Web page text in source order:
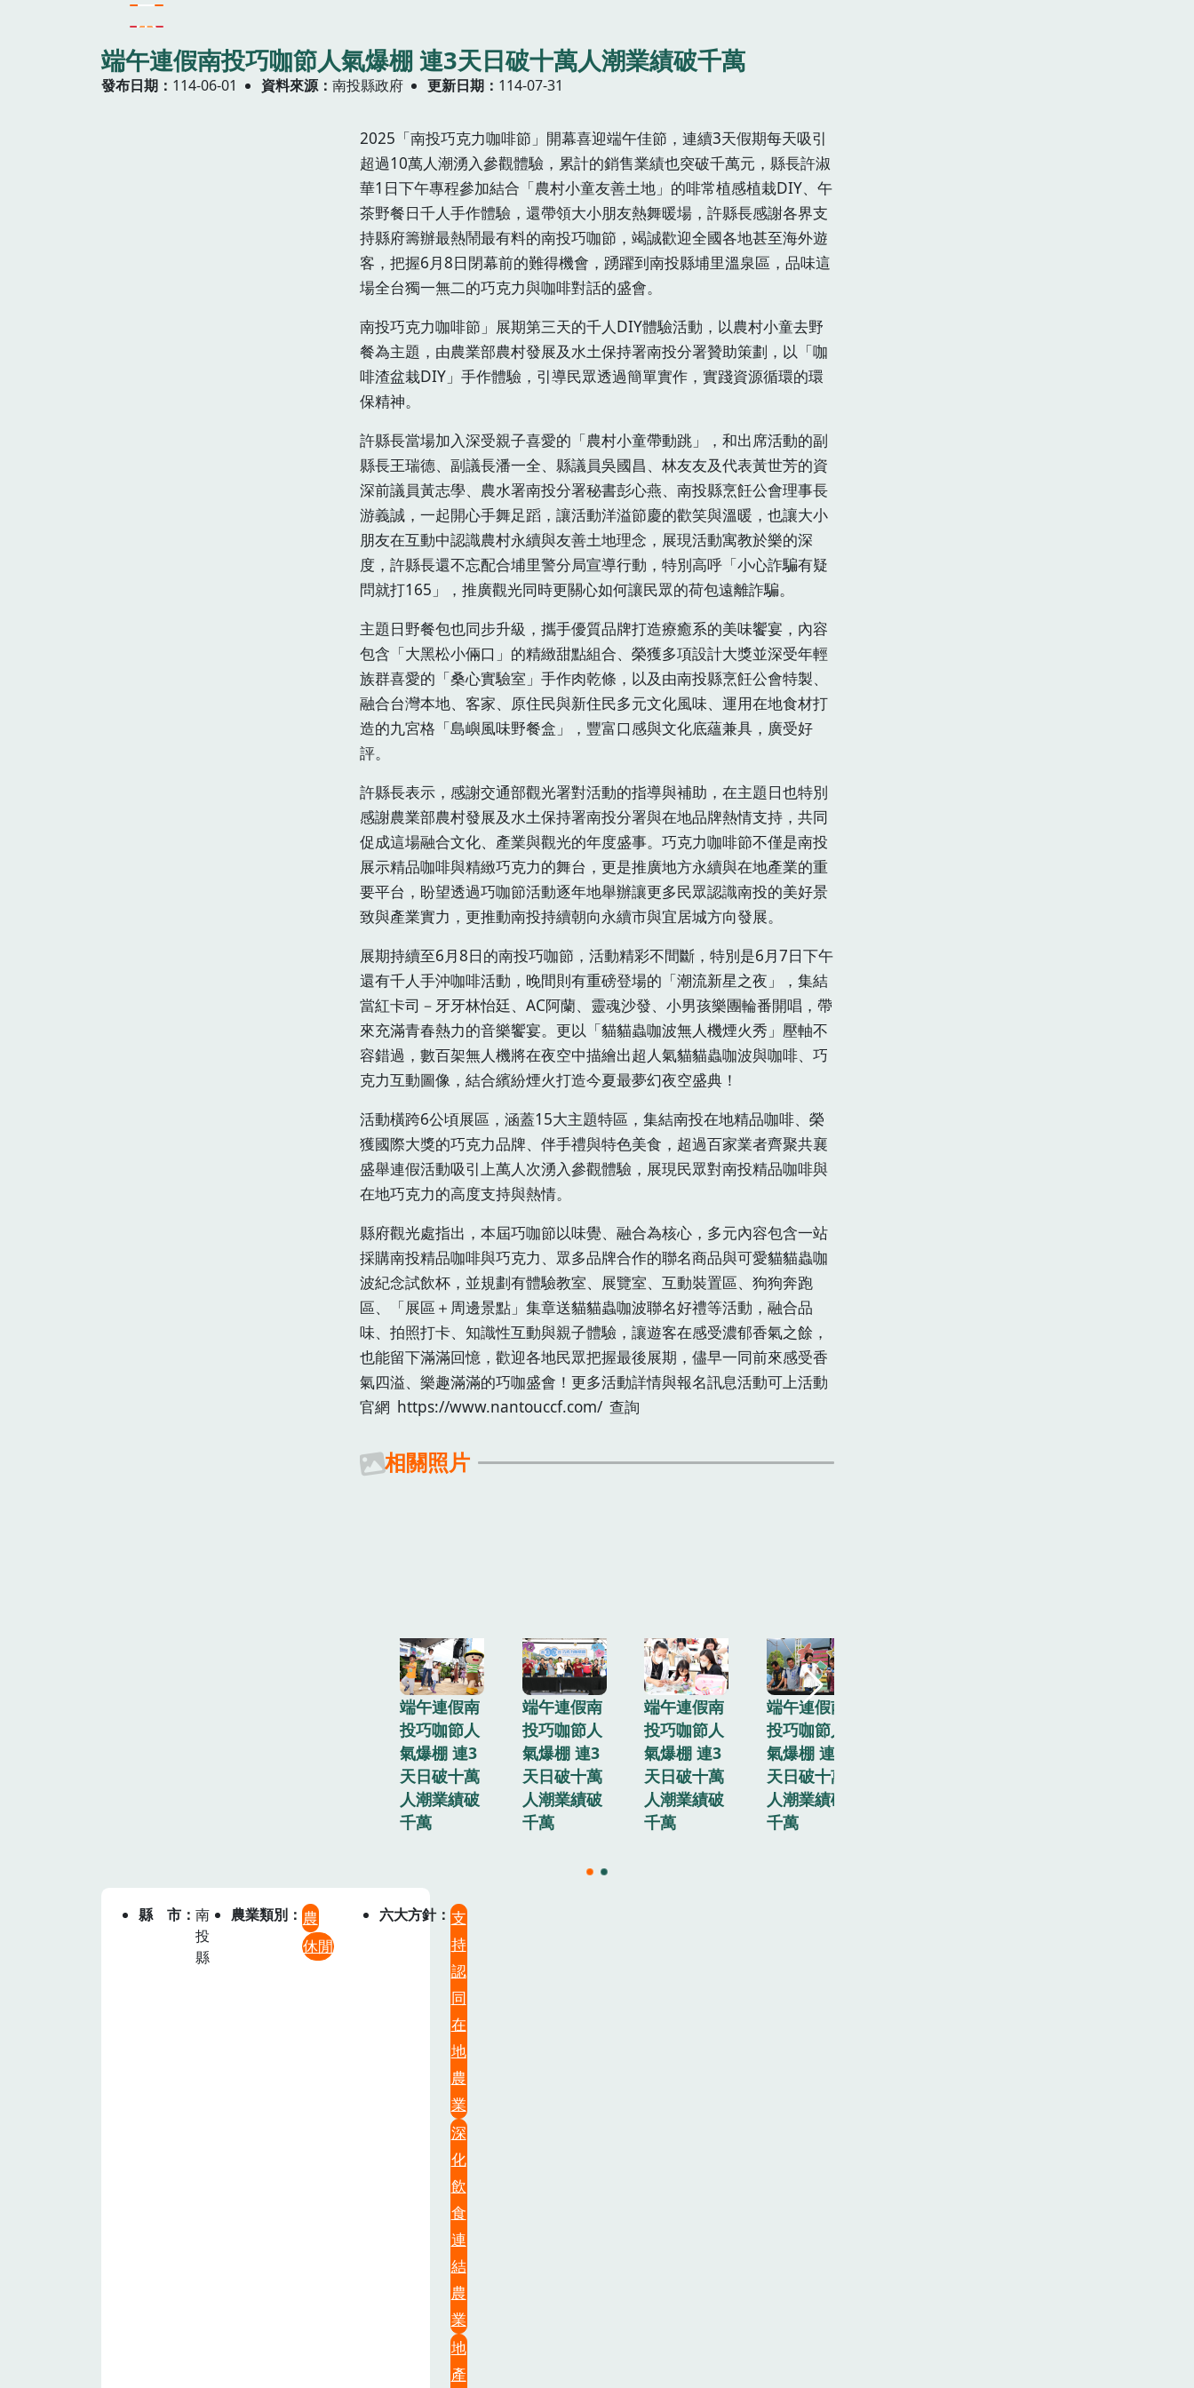
端午連假南投巧咖節人氣爆棚 連3天日破十萬人潮業績破千萬
發布日期 114-06-01 資料來源 南投縣政府 更新日期 114-07-31
2025「南投巧克力咖啡節」開幕喜迎端午佳節，連續3天假期每天吸引
超過10萬人潮湧入參觀體驗，累計的銷售業績也突破千萬元，縣長許淑
華1日下午專程參加結合「農村小童友善土地」的啡常植感植栽DIY、午
茶野餐日千人手作體驗，還帶領大小朋友熱舞暖場，許縣長感謝各界支
持縣府籌辦最熱鬧最有料的南投巧咖節，竭誠歡迎全國各地甚至海外遊
客，把握6月8日閉幕前的難得機會，踴躍到南投縣埔里溫泉區，品味這
場全台獨一無二的巧克力與咖啡對話的盛會。
南投巧克力咖啡節」展期第三天的千人DIY體驗活動，以農村小童去野
餐為主題，由農業部農村發展及水土保持署南投分署贊助策劃，以「咖
啡渣盆栽DIY」手作體驗，引導民眾透過簡單實作，實踐資源循環的環
保精神。
許縣長當場加入深受親子喜愛的「農村小童帶動跳」，和出席活動的副
縣長王瑞德、副議長潘一全、縣議員吳國昌、林友友及代表黃世芳的資
深前議員黃志學、農水署南投分署秘書彭心燕、南投縣烹飪公會理事長
游義誠，一起開心手舞足蹈，讓活動洋溢節慶的歡笑與溫暖，也讓大小
朋友在互動中認識農村永續與友善土地理念，展現活動寓教於樂的深
度，許縣長還不忘配合埔里警分局宣導行動，特別高呼「小心詐騙有疑
問就打165」，推廣觀光同時更關心如何讓民眾的荷包遠離詐騙。
主題日野餐包也同步升級，攜手優質品牌打造療癒系的美味饗宴，內容
包含「大黑松小倆口」的精緻甜點組合、榮獲多項設計大獎並深受年輕
族群喜愛的「桑心實驗室」手作肉乾條，以及由南投縣烹飪公會特製、
融合台灣本地、客家、原住民與新住民多元文化風味、運用在地食材打
造的九宮格「島嶼風味野餐盒」，豐富口感與文化底蘊兼具，廣受好
評。
許縣長表示，感謝交通部觀光署對活動的指導與補助，在主題日也特別
感謝農業部農村發展及水土保持署南投分署與在地品牌熱情支持，共同
促成這場融合文化、產業與觀光的年度盛事。巧克力咖啡節不僅是南投
展示精品咖啡與精緻巧克力的舞台，更是推廣地方永續與在地產業的重
要平台，盼望透過巧咖節活動逐年地舉辦讓更多民眾認識南投的美好景
致與產業實力，更推動南投持續朝向永續市與宜居城方向發展。
展期持續至6月8日的南投巧咖節，活動精彩不間斷，特別是6月7日下午
還有千人手沖咖啡活動，晚間則有重磅登場的「潮流新星之夜」，集結
當紅卡司－牙牙林怡廷、AC阿蘭、靈魂沙發、小男孩樂團輪番開唱，帶
來充滿青春熱力的音樂饗宴。更以「貓貓蟲咖波無人機煙火秀」壓軸不
容錯過，數百架無人機將在夜空中描繪出超人氣貓貓蟲咖波與咖啡、巧
克力互動圖像，結合繽紛煙火打造今夏最夢幻夜空盛典！
活動橫跨6公頃展區，涵蓋15大主題特區，集結南投在地精品咖啡、榮
獲國際大獎的巧克力品牌、伴手禮與特色美食，超過百家業者齊聚共襄
盛舉連假活動吸引上萬人次湧入參觀體驗，展現民眾對南投精品咖啡與
在地巧克力的高度支持與熱情。
縣府觀光處指出，本屆巧咖節以味覺、融合為核心，多元內容包含一站
採購南投精品咖啡與巧克力、眾多品牌合作的聯名商品與可愛貓貓蟲咖
波紀念試飲杯，並規劃有體驗教室、展覽室、互動裝置區、狗狗奔跑
區、「展區＋周邊景點」集章送貓貓蟲咖波聯名好禮等活動，融合品
味、拍照打卡、知識性互動與親子體驗，讓遊客在感受濃郁香氣之餘，
也能留下滿滿回憶，歡迎各地民眾把握最後展期，儘早一同前來感受香
氣四溢、樂趣滿滿的巧咖盛會！更多活動詳情與報名訊息活動可上活動
官網 https://www.nantouccf.com/ 查詢
相關照片
端午連假南
投巧咖節人
氣爆棚 連3
天日破十萬
人潮業績破
千萬
端午連假南
投巧咖節人
氣爆棚 連3
天日破十萬
人潮業績破
千萬
端午連假南
投巧咖節人
氣爆棚 連3
天日破十萬
人潮業績破
千萬
端午連假南
投巧咖節人
氣爆棚 連3
天日破十萬
人潮業績破
千萬
縣市
南
投
縣
農業類別
農
休閒
六大方針
支
持
認
同
在
地
農
業
深
化
飲
食
連
結
農
業
地
產